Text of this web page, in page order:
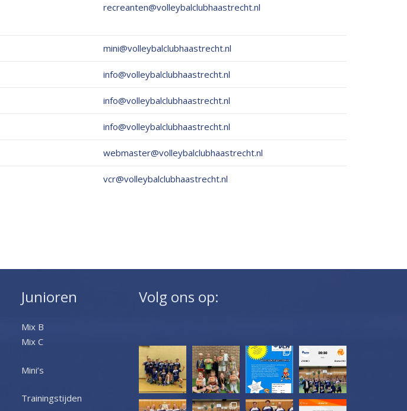
recreanten@volleybalclubhaastrecht.nl
mini@volleybalclubhaastrecht.nl
info@volleybalclubhaastrecht.nl
info@volleybalclubhaastrecht.nl
info@volleybalclubhaastrecht.nl
webmaster@volleybalclubhaastrecht.nl
vcr@volleybalclubhaastrecht.nl
Junioren
Mix B
Mix C
Mini’s
Trainingstijden
Volg ons op: